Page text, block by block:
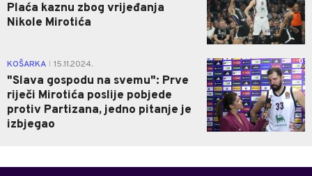
Plaća kaznu zbog vrijeđanja
Nikole Mirotića
KOŠARKA 15.11.2024.
"Slava gospodu na svemu": Prve
riječi Mirotića poslije pobjede
protiv Partizana, jedno pitanje je
izbjegao
0